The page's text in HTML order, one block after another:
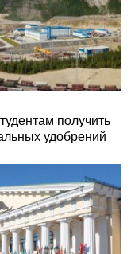
получить
удобрений